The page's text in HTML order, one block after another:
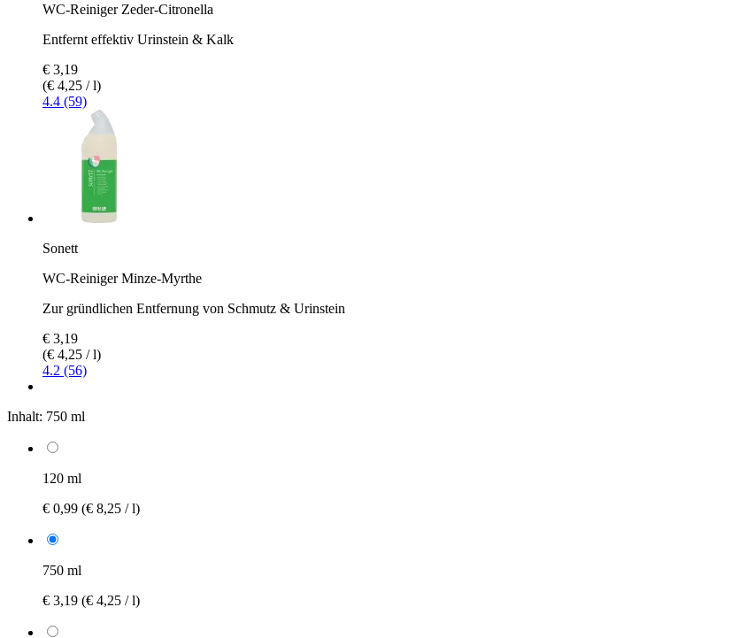
WC-Reiniger Zeder-Citronella
Entfernt effektiv Urinstein & Kalk
€ 3,19
(€ 4,25 / l)
4.4 (59)
Sonett
WC-Reiniger Minze-Myrthe
Zur gründlichen Entfernung von Schmutz & Urinstein
€ 3,19
(€ 4,25 / l)
4.2 (56)
Inhalt: 750 ml
120 ml
€ 0,99 (€ 8,25 / l)
750 ml
€ 3,19 (€ 4,25 / l)